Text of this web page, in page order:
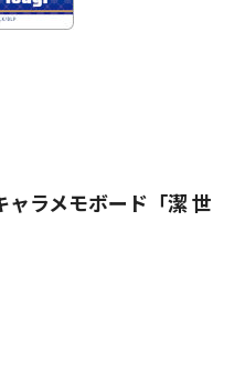
ラメモボード「潔 世